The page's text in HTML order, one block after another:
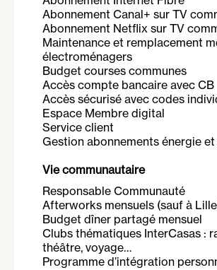
Abonnement Canal+ sur TV
Abonnement Netflix sur TV
Maintenance et remplacement
électroménagers
Budget courses communes
Accès compte bancaire avec CB
Accès sécurisé avec codes
Espace Membre digital
Service client
Gestion abonnements énergie et
Vie communautaire
Responsable Communauté
Afterworks mensuels (sauf à
Budget dîner partagé mensuel
Clubs thématiques InterCasas :
théâtre, voyage…
Programme d’intégration